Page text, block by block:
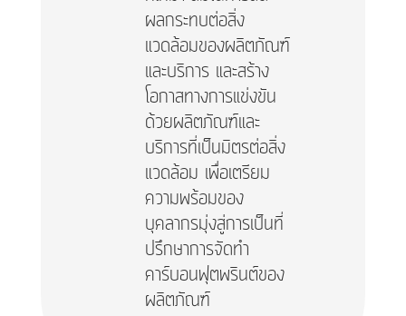
ผลกระทบต่อสิ่ง
แวดล้อมของผลิตภัณฑ์
และบริการ และสร้าง
โอกาสทางการแข่งขัน
ด้วยผลิตภัณฑ์และ
บริการที่เป็นมิตรต่อสิ่ง
แวดล้อม เพื่อเตรียม
ความพร้อมของ
บุคลากรมุ่งสู่การเป็นที่
ปรึกษาการจัดทำ
คาร์บอนฟุตพรินต์ของ
ผลิตภัณฑ์